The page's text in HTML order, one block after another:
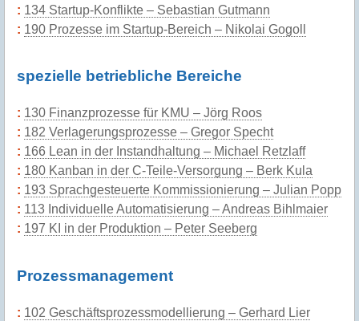
134 Startup-Konflikte – Sebastian Gutmann
190 Prozesse im Startup-Bereich – Nikolai Gogoll
spezielle betriebliche Bereiche
130 Finanzprozesse für KMU – Jörg Roos
182 Verlagerungsprozesse – Gregor Specht
166 Lean in der Instandhaltung – Michael Retzlaff
180 Kanban in der C-Teile-Versorgung – Berk Kula
193 Sprachgesteuerte Kommissionierung – Julian Popp
113 Individuelle Automatisierung – Andreas Bihlmaier
197 KI in der Produktion – Peter Seeberg
Prozessmanagement
102 Geschäftsprozessmodellierung – Gerhard Lier